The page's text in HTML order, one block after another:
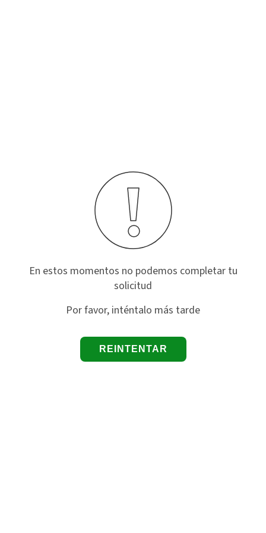
En estos momentos no podemos completar tu
solicitud
Por favor, inténtalo más tarde
REINTENTAR